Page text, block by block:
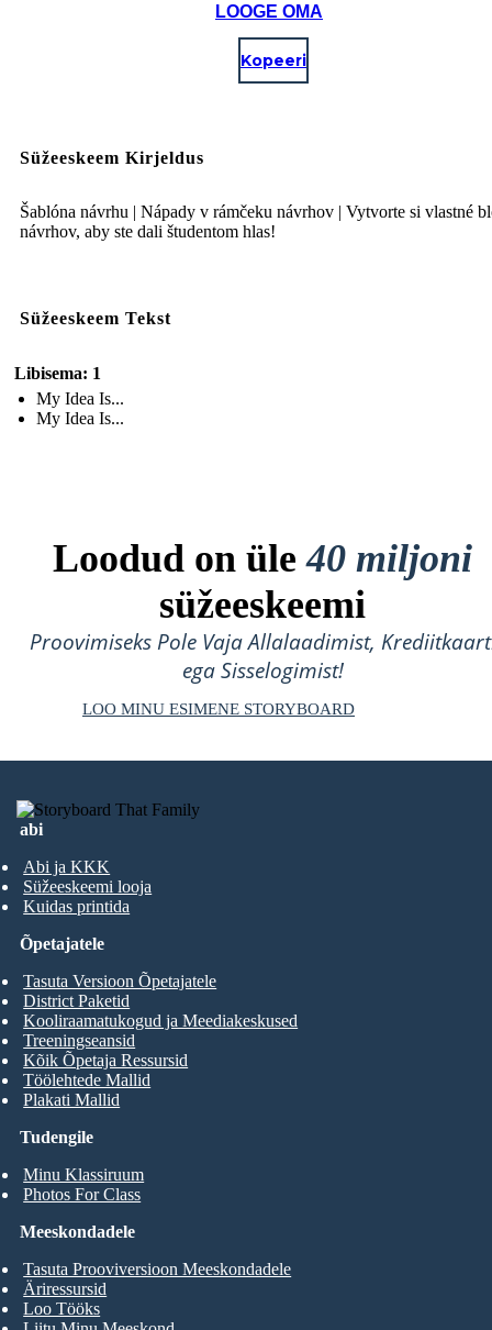
LOOGE OMA
Kopeeri
Süžeeskeem Kirjeldus
Šablóna návrhu | Nápady v rámčeku návrhov | Vytvorte si vlastné
návrhov, aby ste dali študentom hlas!
Süžeeskeem Tekst
Libisema: 1
My Idea Is...
My Idea Is...
Loodud on üle40 miljoni
süžeeskeemi
Proovimiseks Pole Vaja Allalaadimist,
ega Sisselogimist!
LOO MINU ESIMENE STORYBOARD
abi
Abi ja KKK
Süžeeskeemi looja
Kuidas printida
Tudengile
Minu Klassiruum
Photos For Class
Õpetajatele
Tasuta Versioon Õpetajatele
District Paketid
Kooliraamatukogud ja Meediakeskused
Treeningseansid
Kõik Õpetaja Ressursid
Töölehtede Mallid
Plakati Mallid
Meeskondadele
Tasuta Prooviversioon Meeskondadele
Äriressursid
Loo Tööks